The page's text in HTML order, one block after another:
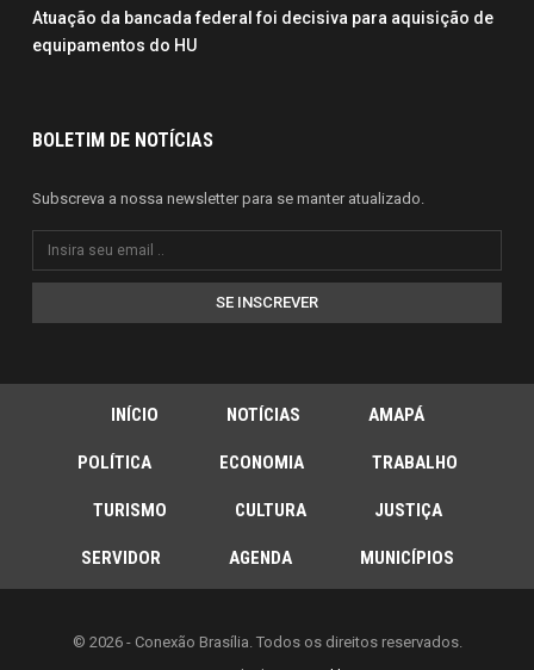
Atuação da bancada federal foi decisiva para aquisição de
equipamentos do HU
BOLETIM DE NOTÍCIAS
Subscreva a nossa newsletter para se manter atualizado.
SE INSCREVER
INÍCIO NOTÍCIAS AMAPÁ
POLÍTICA ECONOMIA TRABALHO
TURISMO CULTURA JUSTIÇA
SERVIDOR AGENDA MUNICÍPIOS
© 2026 - Conexão Brasília. Todos os direitos reservados.